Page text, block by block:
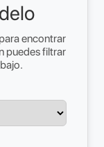
encontrar
puedes filtrar